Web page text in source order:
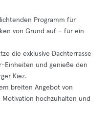
Programm für
von Grund auf – für ein
die exklusive Dachterrasse
Einheiten und genieße den
Kiez.
breiten Angebot von
Motivation hochzuhalten und